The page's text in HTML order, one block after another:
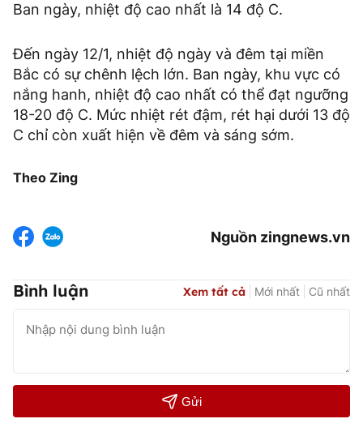
Ban ngày, nhiệt độ cao nhất là 14 độ C.
Đến ngày 12/1, nhiệt độ ngày và đêm tại miền
Bắc có sự chênh lệch lớn. Ban ngày, khu vực có
nắng hanh, nhiệt độ cao nhất có thể đạt ngưỡng
18-20 độ C. Mức nhiệt rét đậm, rét hại dưới 13 độ
C chỉ còn xuất hiện về đêm và sáng sớm.
Theo Zing
Nguồn zingnews.vn
Bình luận Xem tất cả Mới nhất Cũ nhất
Gửi